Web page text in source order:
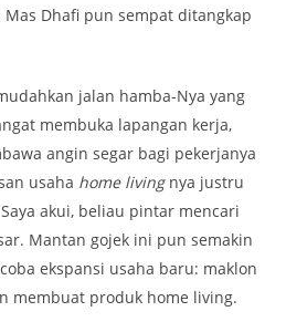
Dhafi pun sempat ditangkap
jalan hamba-Nya yang
membuka lapangan kerja,
angin segar bagi pekerjanya
usaha home livingnya justru
akui, beliau pintar mencari
Mantan gojek ini pun semakin
ekspansi usaha baru: maklon
membuat produk home living.